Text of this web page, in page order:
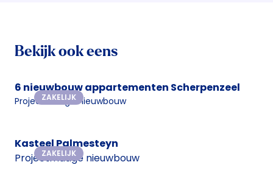
Bekijk ook eens
ZAKELIJK
6 nieuwbouw appartementen Scherpenzeel
Projectmatige nieuwbouw
ZAKELIJK
Kasteel Palmesteyn
Projectmatige nieuwbouw